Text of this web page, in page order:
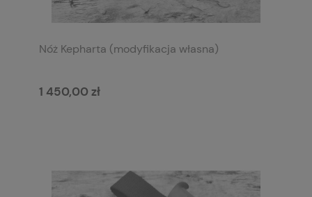
Nóż Kepharta (modyfikacja własna)
1 450,00 zł